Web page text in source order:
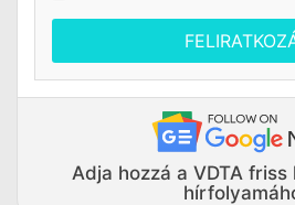
Adja hozzá a VDTA